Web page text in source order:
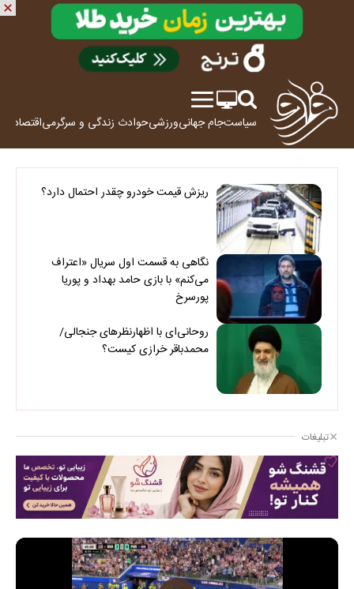
سیاستجام جهانیورزشیحوادث زندگی و سرگرمیاقتصاد
ریزش قیمت خودرو چقدر احتمال دارد؟
نگاهی به قسمت اول سریال «اعتراف
می‌کنم» با بازی حامد بهداد و پوریا
پورسرخ
روحانی‌ای با اظهارنظرهای جنجالی/
محمدباقر خرازی کیست؟
تبلیغات